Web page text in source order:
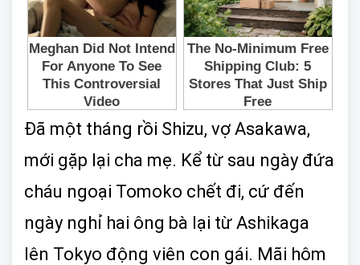
Đã một tháng rồi Shizu, vợ Asakawa,
mới gặp lại cha mẹ. Kể từ sau ngày đứa
cháu ngoại Tomoko chết đi, cứ đến
ngày nghỉ hai ông bà lại từ Ashikaga
lên Tokyo động viên con gái. Mãi hôm